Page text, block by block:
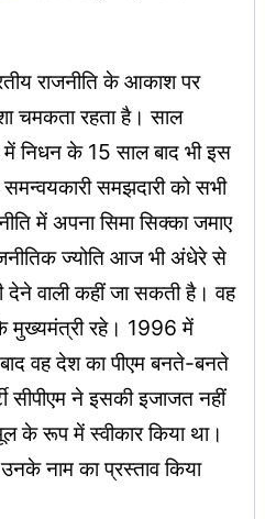
राजनीति के आकाश पर
चमकता रहता है। साल
निधन के 15 साल बाद भी इस
समझदारी को सभी
में अपना सिमा सिक्का जमाए
ज्योति आज भी अंधेरे से
देने वाली कहीं जा सकती है। वह
मुख्यमंत्री रहे। 1996 में
वह देश का पीएम बनते-बनते
सीपीएम ने इसकी इजाजत नहीं
के रूप में स्वीकार किया था।
उनके नाम का प्रस्ताव किया